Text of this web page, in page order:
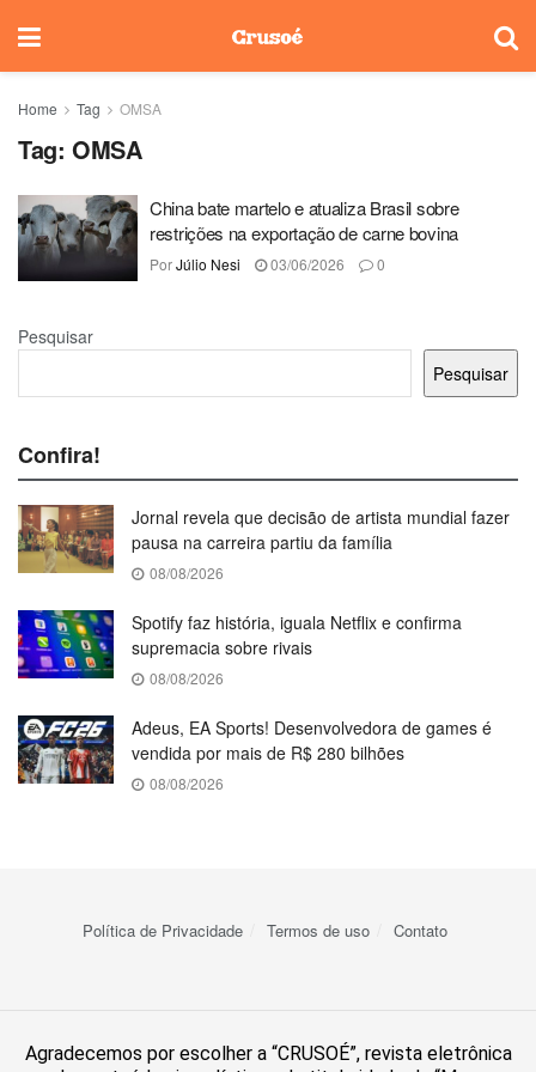
Home Tag OMSA
Tag: OMSA
China bate martelo e atualiza Brasil sobre
restrições na exportação de carne bovina
PorJúlio Nesi 03/06/2026 0
Pesquisar
Pesquisar
Confira!
Jornal revela que decisão de artista mundial fazer
pausa na carreira partiu da família
08/08/2026
Spotify faz história, iguala Netflix e confirma
supremacia sobre rivais
08/08/2026
Adeus, EA Sports! Desenvolvedora de games é
vendida por mais de R$ 280 bilhões
08/08/2026
Política de Privacidade Termos de uso Contato
Agradecemos por escolher a “CRUSOÉ”, revista eletrônica